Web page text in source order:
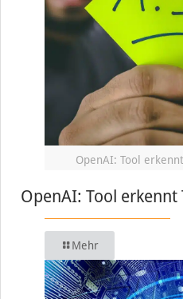
OpenAI: Tool
OpenAI: Tool erkennt
Mehr